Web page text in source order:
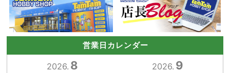
営業日カレンダー
2026. 8 2026. 9